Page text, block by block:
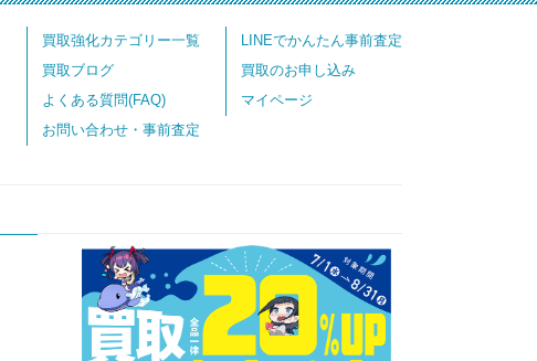
買取強化カテゴリー一覧
買取ブログ
よくある質問(FAQ)
お問い合わせ・事前査定
LINEでかんたん事前査定
買取のお申し込み
マイページ